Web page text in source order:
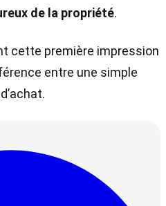
de la propriété.
cette première impression
entre une simple